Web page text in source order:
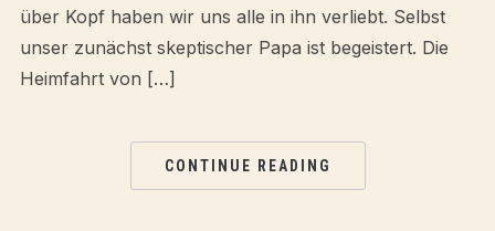
über Kopf haben wir uns alle in ihn verliebt. Selbst
unser zunächst skeptischer Papa ist begeistert. Die
Heimfahrt von […]
CONTINUE READING